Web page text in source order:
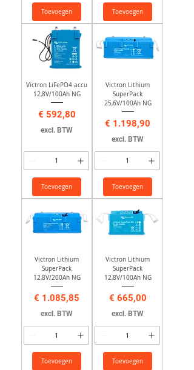
Toevoegen Toevoegen
Victron LiFePO4 accu
12,8V/100Ah NG
Prijs
€ 592,80
excl. BTW
Toevoegen
Victron Lithium
SuperPack
25,6V/100Ah NG
Prijs
€ 1.198,90
excl. BTW
Toevoegen
Victron Lithium
SuperPack
12,8V/200Ah NG
Prijs
€ 1.085,85
excl. BTW
Toevoegen
Victron Lithium
SuperPack
12,8V/100Ah NG
Prijs
€ 665,00
excl. BTW
Toevoegen